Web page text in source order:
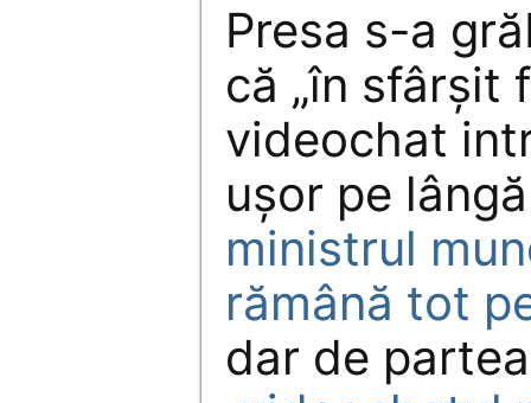
Presa s-a
că „în sfârșit
videochat
ușor pe
ministrul
rămână tot
dar de